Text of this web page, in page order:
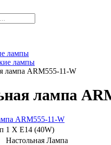
лампы
лампы
лампа ARM555-11-W
лампа
1 Х E14 (40W)
Настольная Лампа